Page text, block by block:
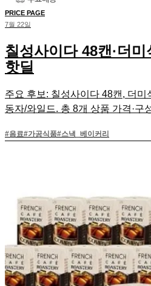
PRICE PAGE
7월 22일
칠성사이다 48캔·더미
핫딜
주요 후보: 칠성사이다 48캔, 더
동자/와일드. 총 8개 상품 가격·구
#음료#가공식품#스낵_베이커리